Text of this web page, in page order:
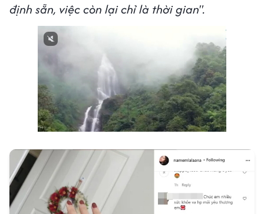
định sẵn, việc còn lại chỉ là thời gian".